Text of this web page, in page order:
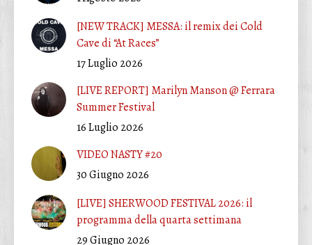
[NEW TRACK] MESSA: il remix dei Cold
Cave di “At Races”
17 Luglio 2026
[LIVE REPORT] Marilyn Manson @ Ferrara
Summer Festival
16 Luglio 2026
VIDEO NASTY #20
30 Giugno 2026
[LIVE] SHERWOOD FESTIVAL 2026: il
programma della quarta settimana
29 Giugno 2026